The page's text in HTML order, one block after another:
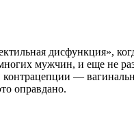
дисфункция»,
мужчин, и еще не
контрацепции —
оправдано.